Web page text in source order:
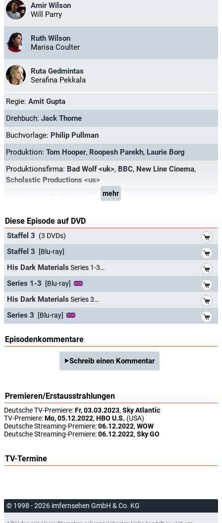
Amir Wilson
Will Parry
Ruth Wilson
Marisa Coulter
Ruta Gedmintas
Serafina Pekkala
Regie: Amit Gupta
Drehbuch: Jack Thorne
Buchvorlage: Philip Pullman
Produktion: Tom Hooper, Roopesh Parekh, Laurie Borg
Produktionsfirma: Bad Wolf <uk>, BBC, New Line Cinema,
Scholastic Productions <us>
Musik:
Lorne Balfe mehr
Diese Episode auf DVD
Staffel 3 (3 DVDs)
Staffel 3 [Blu-ray]
His Dark Materials Series 1-3
Series 1-3 [Blu-ray]
His Dark Materials Series 3
Series 3 [Blu-ray]
Episodenkommentare
Schreib einen Kommentar
Premieren/Erstausstrahlungen
Deutsche TV-Premiere:Fr, 03.03.2023, Sky Atlantic
TV-Premiere:Mo, 05.12.2022, HBO U.S. (USA)
Deutsche Streaming-Premiere:06.12.2022, WOW
Deutsche Streaming-Premiere:06.12.2022, Sky GO
TV-Termine
© 1998 - 2026 imfernsehen GmbH & Co. KG